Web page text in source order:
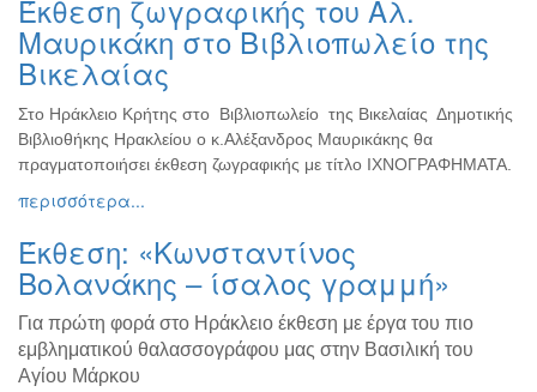
Ζωγραφική
Φωτογραφία
Τραγούδι
Μουσική
Κινηματογράφος
Χορός
Παζάρι
Ειδών
Συνέδρια
Ημερίδες
Έκθεση ζωγραφικής του Αλ.
Μαυρικάκη στο Βιβλιοπωλείο της
Βικελαίας
Στο Ηράκλειο Κρήτης στο Βιβλιοπωλείο της Βικελαίας Δημοτικής
Βιβλιοθήκης Ηρακλείου ο κ.Αλέξανδρος Μαυρικάκης θα
πραγματοποιήσει έκθεση ζωγραφικής με τίτλο ΙΧΝΟΓΡΑΦΗΜΑΤΑ.
περισσότερα...
Έκθεση: «Κωνσταντίνος
Βολανάκης – ίσαλος γραμμή»
Για πρώτη φορά στο Ηράκλειο έκθεση με έργα του πιο
εμβληματικού θαλασσογράφου μας στην Βασιλική του
Αγίου Μάρκου